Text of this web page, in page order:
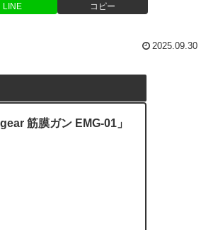
LINE コピー
2025.09.30
筋膜ガン EMG-01」